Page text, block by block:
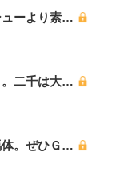
ューより素…
二千は大…
体。ぜひＧ…